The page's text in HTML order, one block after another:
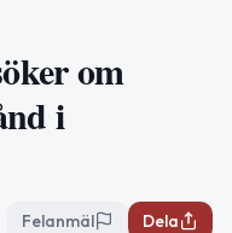
om
i
Felanmäl Dela